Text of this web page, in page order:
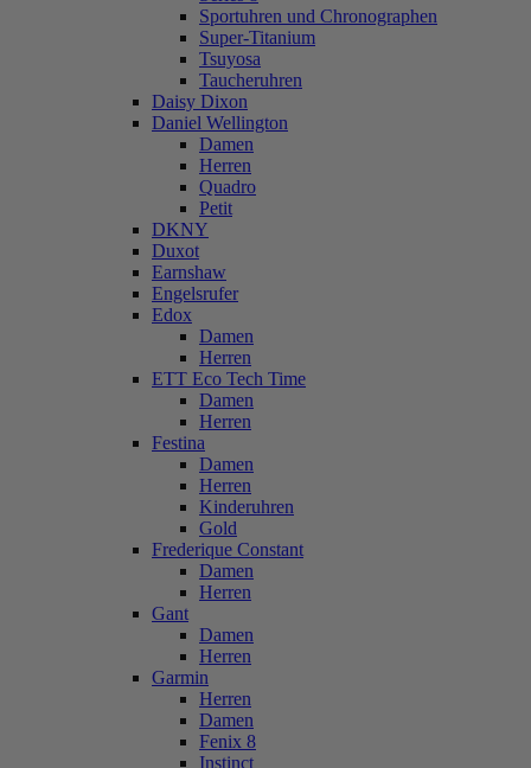
Sportuhren und Chronographen
Super-Titanium
Tsuyosa
Taucheruhren
Daisy Dixon
Daniel Wellington
Damen
Herren
Quadro
Petit
DKNY
Duxot
Earnshaw
Engelsrufer
Edox
Damen
Herren
ETT Eco Tech Time
Damen
Herren
Festina
Damen
Herren
Kinderuhren
Gold
Frederique Constant
Damen
Herren
Gant
Damen
Herren
Garmin
Herren
Damen
Fenix 8
Instinct